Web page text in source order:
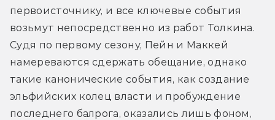
первоисточнику, и все ключевые события
возьмут непосредственно из работ Толкина.
Судя по первому сезону, Пейн и Маккей
намереваются сдержать обещание, однако
такие канонические события, как создание
эльфийских колец власти и пробуждение
последнего балрога, оказались лишь фоном,